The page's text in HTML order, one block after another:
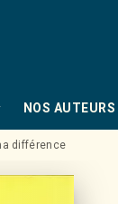
NOS AUTEURS
différence